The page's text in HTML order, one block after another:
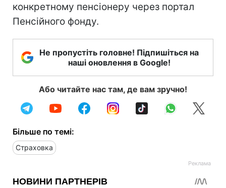
конкретному пенсіонеру через портал
Пенсійного фонду.
Не пропустіть головне! Підпишіться на
наші оновлення в Google!
Або читайте нас там, де вам зручно!
Більше по темі:
Страховка